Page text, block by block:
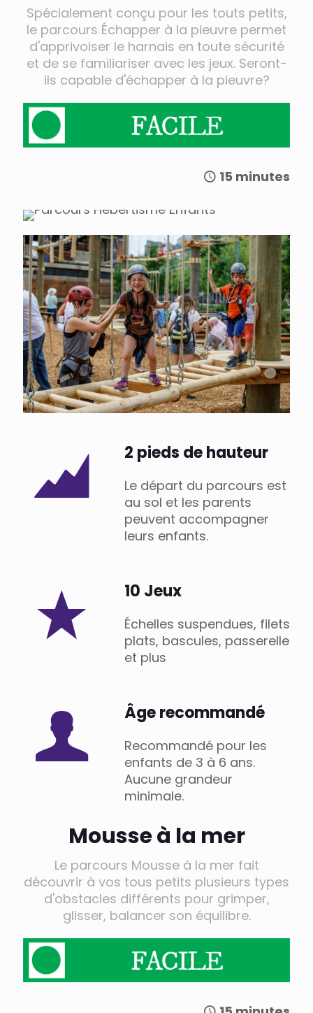
Spécialement conçu pour les touts petits,
le parcours Échapper à la pieuvre permet
d'apprivoiser le harnais en toute sécurité
et de se familiariser avec les jeux. Seront-
ils capable d'échapper à la pieuvre?
15 minutes
2 pieds de hauteur
Le départ du parcours est
au sol et les parents
peuvent accompagner
leurs enfants.
10 Jeux
Échelles suspendues, filets
plats, bascules, passerelle
et plus
Âge recommandé
Recommandé pour les
enfants de 3 à 6 ans.
Aucune grandeur
minimale.
Mousse à la mer
Le parcours Mousse à la mer fait
découvrir à vos tous petits plusieurs types
d'obstacles différents pour grimper,
glisser, balancer son équilibre.